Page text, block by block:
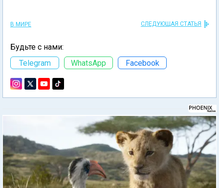
В МИРЕ СЛЕДУЮЩАЯ СТАТЬЯ
Будьте с нами:
Telegram
WhatsApp Facebook